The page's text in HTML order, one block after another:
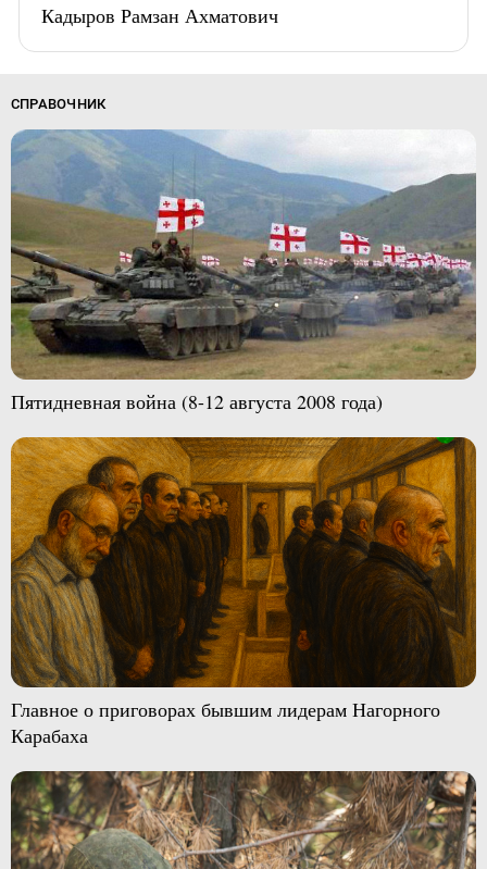
Кадыров Рамзан Ахматович
СПРАВОЧНИК
Пятидневная война (8-12 августа 2008 года)
Главное о приговорах бывшим лидерам Нагорного
Карабаха